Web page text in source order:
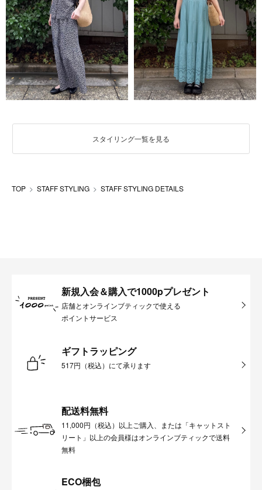
スタイリング一覧を見る
TOP STAFF STYLING STAFF STYLING DETAILS
新規入会＆購入で1000pプレゼント
店舗とオンラインブティックで使える
ポイントサービス
ギフトラッピング
517円（税込）にて承ります
配送料無料
11,000円（税込）以上ご購入、または「キャットスト
リート」以上の会員様はオンラインブティックで送料
無料
ECO梱包